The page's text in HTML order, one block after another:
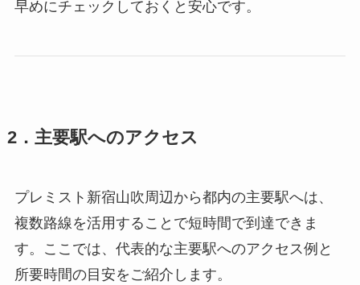
早めにチェックしておくと安心です。
2．主要駅へのアクセス
プレミスト新宿山吹周辺から都内の主要駅へは、
複数路線を活用することで短時間で到達できま
す。ここでは、代表的な主要駅へのアクセス例と
所要時間の目安をご紹介します。